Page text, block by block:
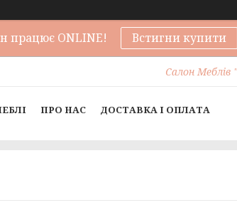
працює ONLINE! Встигни купити
Салон Меблів
ПРО НАС ДОСТАВКА І ОПЛАТА